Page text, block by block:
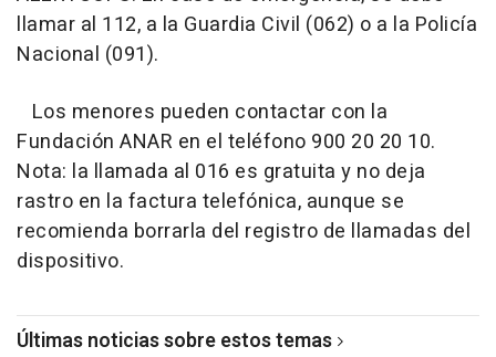
llamar al 112, a la Guardia Civil (062) o a la Policía
Nacional (091).
Los menores pueden contactar con la
Fundación ANAR en el teléfono 900 20 20 10.
Nota: la llamada al 016 es gratuita y no deja
rastro en la factura telefónica, aunque se
recomienda borrarla del registro de llamadas del
dispositivo.
Últimas noticias sobre estos temas